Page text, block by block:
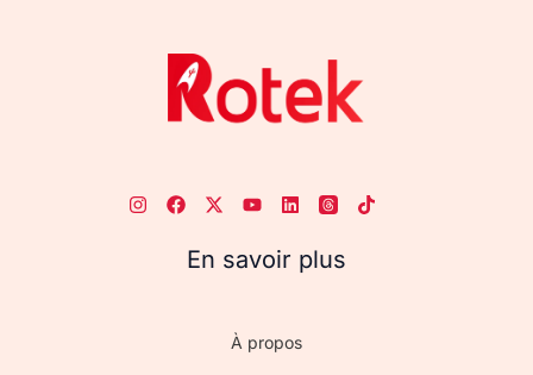
En savoir plus
À propos